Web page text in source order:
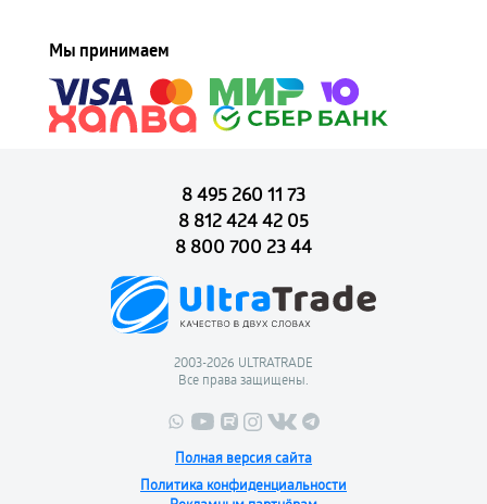
Мы принимаем
8 495 260 11 73
8 812 424 42 05
8 800 700 23 44
2003-2026 ULTRATRADE
Все права защищены.
Полная версия сайта
Политика конфиденциальности